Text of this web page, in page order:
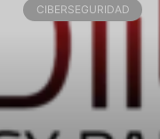
CIBERSEGURIDAD